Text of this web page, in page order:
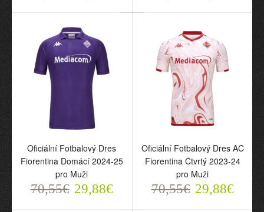
Oficiální Fotbalový Dres
Fiorentina Třetí 2024-25
pro Děti
70,55€ 29,88€
Oficiální Fotbalový Dres
Fiorentina Domácí 2024-
25 pro Děti
70,55€ 29,88€
Oficiální Fotbalový Dres
Fiorentina Domácí 2024-25
pro Muži
70,55€ 29,88€
Oficiální Fotbalový Dres AC
Fiorentina Čtvrtý 2023-24
pro Muži
70,55€ 29,88€